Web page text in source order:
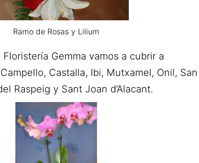
Ramo de Rosas y Lilium
Gemma vamos a cubrir a
Castalla, Ibi, Mutxamel, Onil, San
Raspeig y Sant Joan d’Alacant.